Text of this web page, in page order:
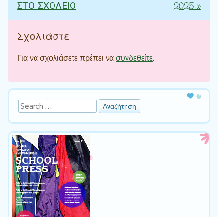
ΣΤΟ ΣΧΟΛΕΙΟ
2025»
Σχολιάστε
Για να σχολιάσετε πρέπει νασυνδεθείτε.
Αναζήτηση